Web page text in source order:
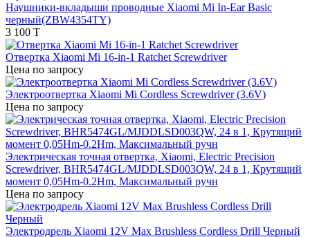
Наушники-вкладыши проводные Xiaomi Mi In-Ear Basic
черный(ZBW4354TY)
3 100 T
Отвертка Xiaomi Mi 16-in-1 Ratchet Screwdriver
Цена по запросу
Электроотвертка Xiaomi Mi Cordless Screwdriver (3.6V)
Цена по запросу
Электрическая точная отвертка, Xiaomi, Electric Precision
Screwdriver, BHR5474GL/MJDDLSD003QW, 24 в 1, Крутящий
момент 0,05Hm-0.2Hm, Максимальный ручн
Цена по запросу
Электродрель Xiaomi 12V Max Brushless Cordless Drill Черный